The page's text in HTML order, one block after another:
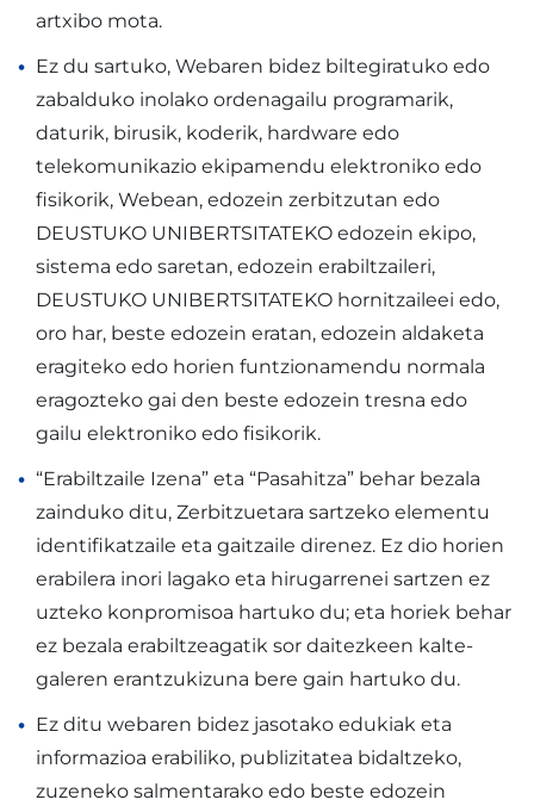
artxibo mota.
Ez du sartuko, Webaren bidez biltegiratuko edo
zabalduko inolako ordenagailu programarik,
daturik, birusik, koderik, hardware edo
telekomunikazio ekipamendu elektroniko edo
fisikorik, Webean, edozein zerbitzutan edo
DEUSTUKO UNIBERTSITATEKO edozein ekipo,
sistema edo saretan, edozein erabiltzaileri,
DEUSTUKO UNIBERTSITATEKO hornitzaileei edo,
oro har, beste edozein eratan, edozein aldaketa
eragiteko edo horien funtzionamendu normala
eragozteko gai den beste edozein tresna edo
gailu elektroniko edo fisikorik.
“Erabiltzaile Izena” eta “Pasahitza” behar bezala
zainduko ditu, Zerbitzuetara sartzeko elementu
identifikatzaile eta gaitzaile direnez. Ez dio horien
erabilera inori lagako eta hirugarrenei sartzen ez
uzteko konpromisoa hartuko du; eta horiek behar
ez bezala erabiltzeagatik sor daitezkeen kalte-
galeren erantzukizuna bere gain hartuko du.
Ez ditu webaren bidez jasotako edukiak eta
informazioa erabiliko, publizitatea bidaltzeko,
zuzeneko salmentarako edo beste edozein